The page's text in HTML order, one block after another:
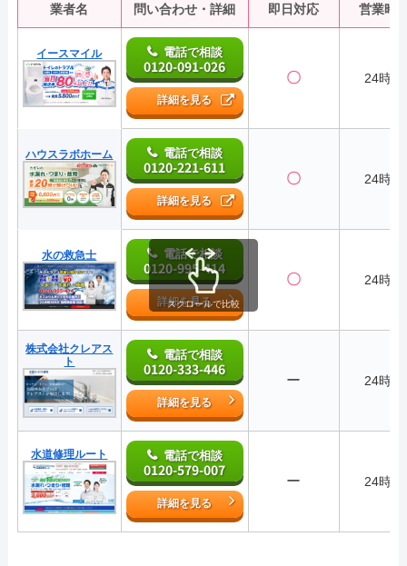
業者名 問い合わせ・詳細 即日対応 営業時
イースマイル 電話で相談
0120-091-026
詳細を見る
〇 24時間
ハウスラボホーム 電話で相談
0120-221-611
詳細を見る
〇 24時間
水の救急士 電話で相談
0120-995-414
詳細を見る
〇 24時間
株式会社クレアス
ト
電話で相談
0120-333-446
詳細を見る
ー 24時間
水道修理ルート 電話で相談
0120-579-007
詳細を見る
ー 24時間
スクロールで比較